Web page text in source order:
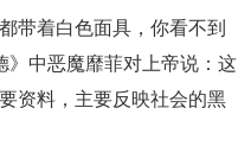
带着白色面具，你看不到
》中恶魔靡菲对上帝说：这
资料，主要反映社会的黑